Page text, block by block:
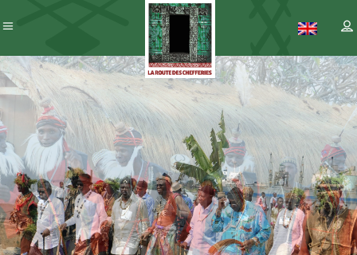
Patrimoine
– ICC